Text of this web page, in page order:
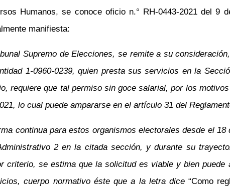
Humanos, se conoce oficio n.° RH-0443-2021 del
manifiesta:
Supremo de Elecciones, se remite a su
1-0960-0239, quien presta sus servicios en la
requiere que tal permiso sin goce salarial, por los
lo cual puede ampararse en el artículo 31 del
continua para estos organismos electorales desde el
2 en la citada sección, y durante su
criterio, se estima que la solicitud es viable y bien
cuerpo normativo éste que a la letra dice“Como